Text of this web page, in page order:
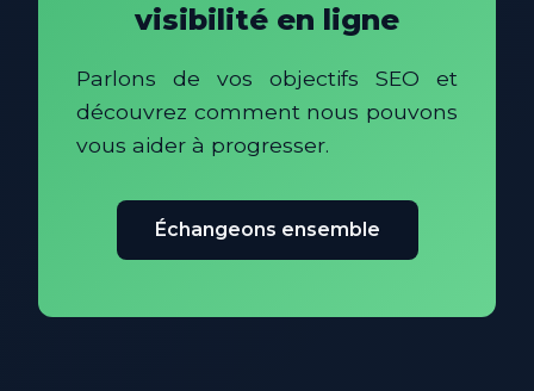
visibilité en ligne
Parlons de vos objectifs SEO et
découvrez comment nous pouvons
vous aider à progresser.
Échangeons ensemble